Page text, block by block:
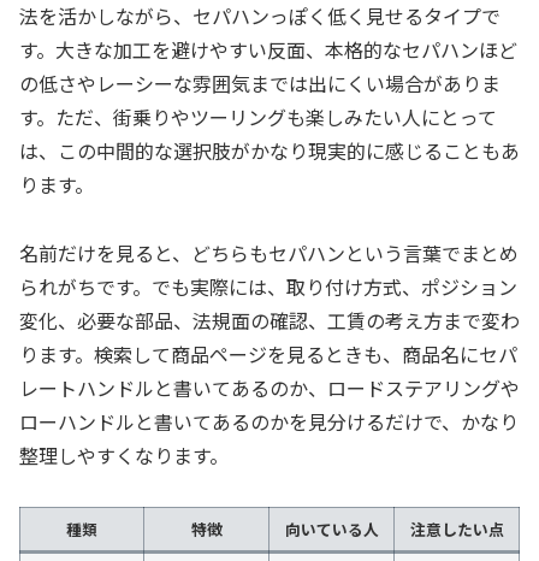
法を活かしながら、セパハンっぽく低く見せるタイプで
す。大きな加工を避けやすい反面、本格的なセパハンほど
の低さやレーシーな雰囲気までは出にくい場合がありま
す。ただ、街乗りやツーリングも楽しみたい人にとって
は、この中間的な選択肢がかなり現実的に感じることもあ
ります。
名前だけを見ると、どちらもセパハンという言葉でまとめ
られがちです。でも実際には、取り付け方式、ポジション
変化、必要な部品、法規面の確認、工賃の考え方まで変わ
ります。検索して商品ページを見るときも、商品名にセパ
レートハンドルと書いてあるのか、ロードステアリングや
ローハンドルと書いてあるのかを見分けるだけで、かなり
整理しやすくなります。
種類 特徴 向いている人 注意したい点